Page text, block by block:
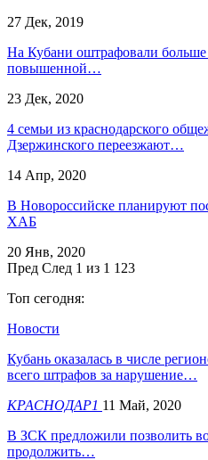
27 Дек, 2019
На Кубани оштрафовали
повышенной…
23 Дек, 2020
4 семьи из краснодарского
Дзержинского переезжают…
14 Апр, 2020
В Новороссийске планируют
ХАБ
20 Янв, 2020
Пред След 1 из 1 123
Топ сегодня:
Новости
Кубань оказалась в числе
всего штрафов за нарушение…
КРАСНОДАР1 11 Май, 2020
В ЗСК предложили позволить
продолжить…